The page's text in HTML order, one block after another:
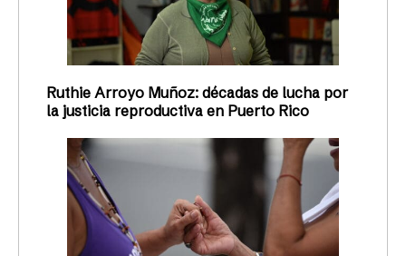
Ruthie Arroyo Muñoz: décadas de lucha por
la justicia reproductiva en Puerto Rico